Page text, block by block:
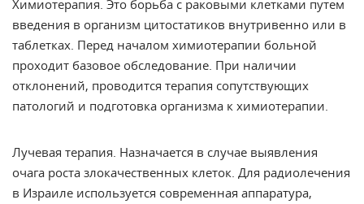
Химиотерапия. Это борьба с раковыми клетками путем
введения в организм цитостатиков внутривенно или в
таблетках. Перед началом химиотерапии больной
проходит базовое обследование. При наличии
отклонений, проводится терапия сопутствующих
патологий и подготовка организма к химиотерапии.
Лучевая терапия. Назначается в случае выявления
очага роста злокачественных клеток. Для радиолечения
в Израиле используется современная аппаратура,